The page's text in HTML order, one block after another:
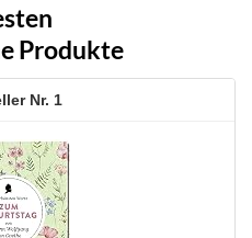
Produkte
1